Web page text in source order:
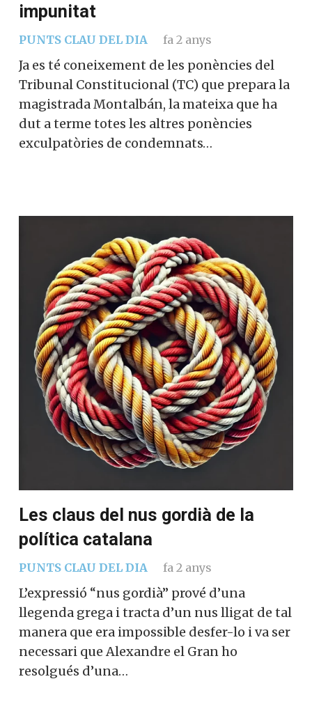
impunitat
PUNTS CLAU DEL DIA fa 2 anys
Ja es té coneixement de les ponències del
Tribunal Constitucional (TC) que prepara la
magistrada Montalbán, la mateixa que ha
dut a terme totes les altres ponències
exculpatòries de condemnats…
Les claus del nus gordià de la
política catalana
PUNTS CLAU DEL DIA fa 2 anys
L’expressió “nus gordià” prové d’una
llegenda grega i tracta d’un nus lligat de tal
manera que era impossible desfer-lo i va ser
necessari que Alexandre el Gran ho
resolgués d’una…